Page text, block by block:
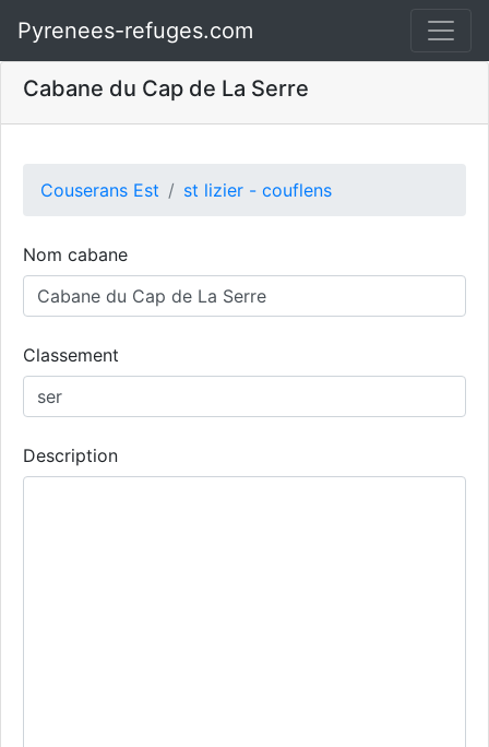
Pyrenees-refuges.com
Cabane du Cap de La Serre
Couserans Est st lizier - couflens
Nom cabane
Classement
Description